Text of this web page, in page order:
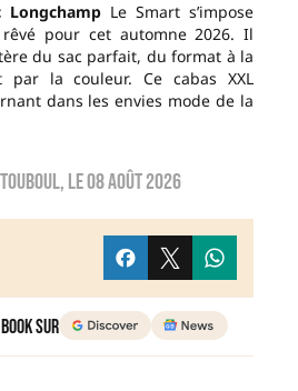
Longchamp Le Smart s’impose
pour cet automne 2026. Il
du sac parfait, du format à la
par la couleur. Ce cabas XXL
dans les envies mode de la
, le08 août 2026
sur